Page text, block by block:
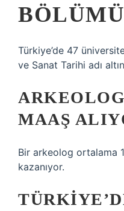
Türkiye’de 47
ve Sanat Tarihi adı
MAAŞ
Bir arkeolog ortalama
kazanıyor.